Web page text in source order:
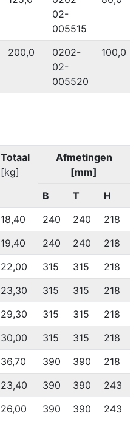
02-
005515
200,0
0202-
02-
005520
100,0
Totaal
[kg]
Afmetingen
[mm]
B
T
H
18,40 240 240
218
19,40 240 240
218
22,00 315 315
218
23,30 315 315
218
29,30 315 315
218
30,00 315 315
218
36,70 390 390
218
23,40 390 390
243
26,00 390 390 243